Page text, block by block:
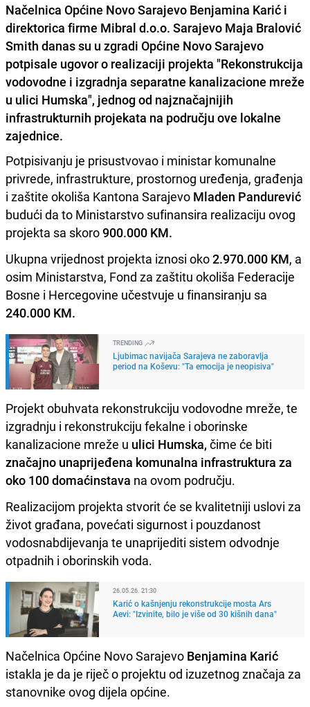
Načelnica Općine Novo Sarajevo Benjamina Karić i
direktorica firme Mibral d.o.o. Sarajevo Maja Bralović
Smith danas su u zgradi Općine Novo Sarajevo
potpisale ugovor o realizaciji projekta "Rekonstrukcija
vodovodne i izgradnja separatne kanalizacione mreže
u ulici Humska", jednog od najznačajnijih
infrastrukturnih projekata na području ove lokalne
zajednice.
Potpisivanju je prisustvovao i ministar komunalne
privrede, infrastrukture, prostornog uređenja, građenja
i zaštite okoliša Kantona Sarajevo Mladen Pandurević
budući da to Ministarstvo sufinansira realizaciju ovog
projekta sa skoro900.000 KM.
Ukupna vrijednost projekta iznosi oko2.970.000 KM, a
osim Ministarstva, Fond za zaštitu okoliša Federacije
Bosne i Hercegovine učestvuje u finansiranju sa
240.000 KM.
TRENDING
Ljubimac navijača Sarajeva ne zaboravlja
period na Koševu: "Ta emocija je neopisiva"
Projekt obuhvata rekonstrukciju vodovodne mreže, te
izgradnju i rekonstrukciju fekalne i oborinske
kanalizacione mreže u ulici Humska, čime će biti
značajno unaprijeđena komunalna infrastruktura za
oko 100 domaćinstava na ovom području.
Realizacijom projekta stvorit će se kvalitetniji uslovi za
život građana, povećati sigurnost i pouzdanost
vodosnabdijevanja te unaprijediti sistem odvodnje
otpadnih i oborinskih voda.
26.05.26. 21:30
Karić o kašnjenju rekonstrukcije mosta Ars
Aevi: "Izvinite, bilo je više od 30 kišnih dana"
Načelnica Općine Novo Sarajevo Benjamina Karić
istakla je da je riječ o projektu od izuzetnog značaja za
stanovnike ovog dijela općine.